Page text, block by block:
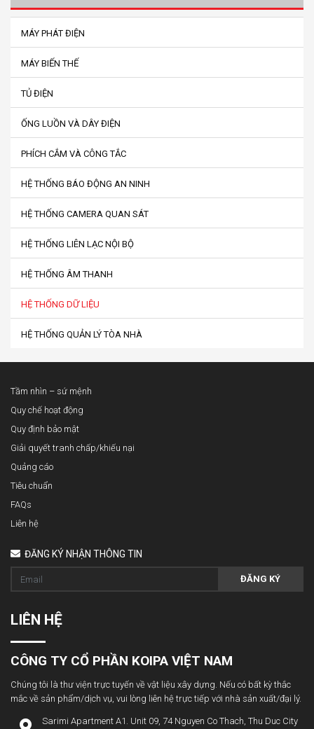
MÁY PHÁT ĐIỆN
MÁY BIẾN THẾ
TỦ ĐIỆN
ỐNG LUỒN VÀ DÂY ĐIỆN
PHÍCH CẮM VÀ CÔNG TẮC
HỆ THỐNG BÁO ĐỘNG AN NINH
HỆ THỐNG CAMERA QUAN SÁT
HỆ THỐNG LIÊN LẠC NỘI BỘ
HỆ THỐNG ÂM THANH
HỆ THỐNG DỮ LIỆU
HỆ THỐNG QUẢN LÝ TÒA NHÀ
Tầm nhìn – sứ mệnh
Quy chế hoạt động
Quy định bảo mật
Giải quyết tranh chấp/khiếu nại
Quảng cáo
Tiêu chuẩn
FAQs
Liên hệ
ĐĂNG KÝ NHẬN THÔNG TIN
ĐĂNG KÝ
LIÊN HỆ
CÔNG TY CỔ PHẦN KOIPA VIỆT NAM
Chúng tôi là thư viện trực tuyến về vật liệu xây dựng. Nếu có bất kỳ thắc
mắc về sản phẩm/dịch vụ, vui lòng liên hệ trực tiếp với nhà sản xuất/đại lý.
Sarimi Apartment A1. Unit 09, 74 Nguyen Co Thach, Thu Duc City